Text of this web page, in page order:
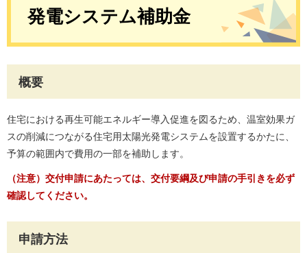
発電システム補助金
概要
住宅における再生可能エネルギー導入促進を図るため、温室効果ガ
スの削減につながる住宅用太陽光発電システムを設置するかたに、
予算の範囲内で費用の一部を補助します。
（注意）交付申請にあたっては、交付要綱及び申請の手引きを必ず
確認してください。
申請方法